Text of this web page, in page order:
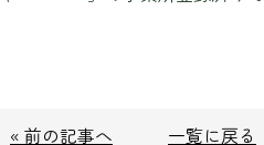
« 前の記事へ 一覧に戻る